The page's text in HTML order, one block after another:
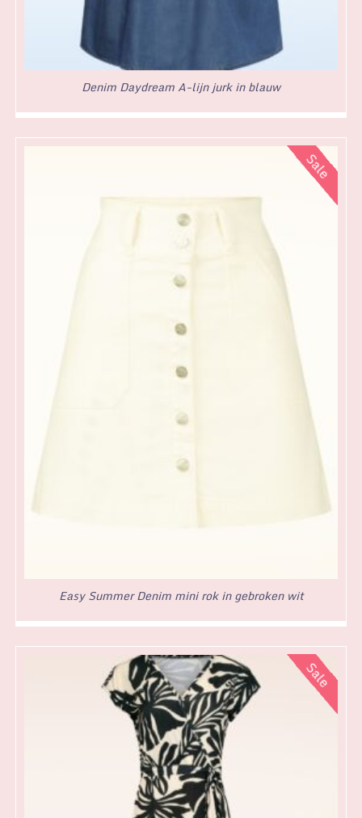
Denim Daydream A-lijn jurk in blauw
Easy Summer Denim mini rok in gebroken wit